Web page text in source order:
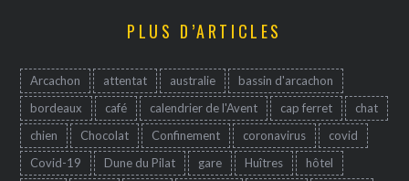
PLUS D’ARTICLES
Arcachon attentat australie
bassin d'arcachon
bordeaux
café calendrier de l'Avent cap ferret
chat
chien
Chocolat Confinement coronavirus
covid
Covid-19
Dune du Pilat gare Huîtres
hôtel